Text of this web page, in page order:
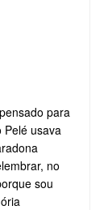
para
Pelé usava
no
sou